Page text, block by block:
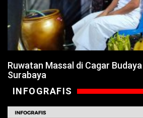
Ruwatan Massal di Cagar
Surabaya
INFOGRAFIS